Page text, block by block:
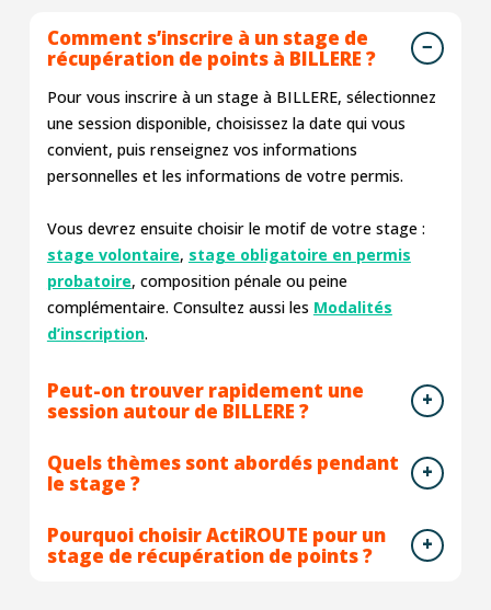
Comment s’inscrire à un stage de
récupération de points à BILLERE ?
Pour vous inscrire à un stage à BILLERE, sélectionnez
une session disponible, choisissez la date qui vous
convient, puis renseignez vos informations
personnelles et les informations de votre permis.
Vous devrez ensuite choisir le motif de votre stage :
stage volontaire, stage obligatoire en permis
probatoire, composition pénale ou peine
complémentaire. Consultez aussi les Modalités
d’inscription.
Peut-on trouver rapidement une
session autour de BILLERE ?
Quels thèmes sont abordés pendant
le stage ?
Pourquoi choisir ActiROUTE pour un
stage de récupération de points ?